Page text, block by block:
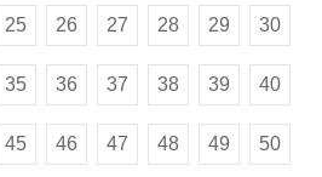
25 26 27 28 29 30
35 36 37 38 39 40
45 46 47 48 49 50